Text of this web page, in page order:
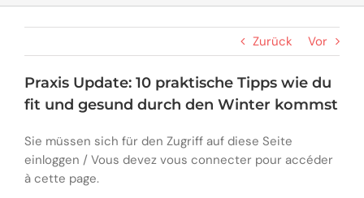
Zurück Vor
Praxis Update: 10 praktische Tipps wie du
fit und gesund durch den Winter kommst
Sie müssen sich für den Zugriff auf diese Seite
einloggen / Vous devez vous connecter pour accéder
à cette page.